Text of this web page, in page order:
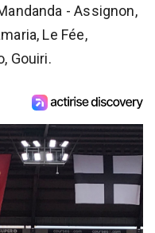
- Assignon,
Le Fée,
Gouiri.